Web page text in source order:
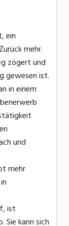
ein
mehr.
zögert und
gewesen ist.
in einem
und
mehr
ist
Sie kann sich